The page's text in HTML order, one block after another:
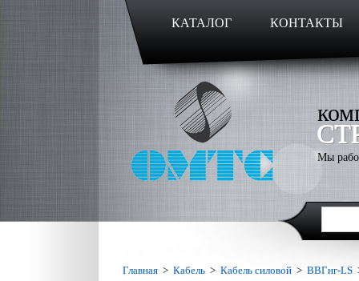
КАТАЛОГ КОНТАКТЫ
Мы
Главная > Кабель > Кабель силовой > ВВГнг-LS